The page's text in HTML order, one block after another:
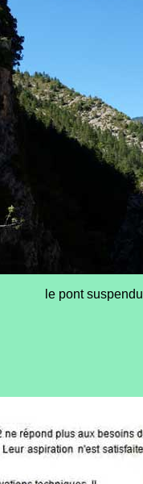
le pont suspendu